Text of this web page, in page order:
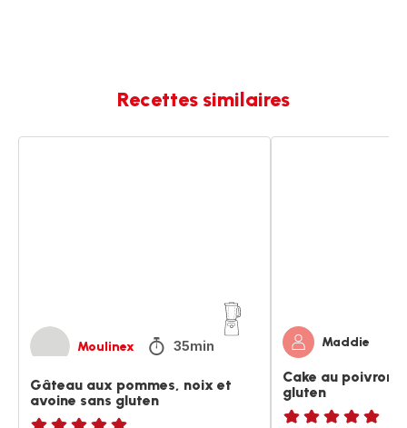
Recettes similaires
Moulinex 35min
Gâteau aux pommes, noix et
avoine sans gluten
Maddie
Cake au
gluten